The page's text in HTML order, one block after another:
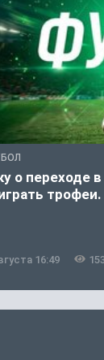
о переходе
трофеи.
16:49